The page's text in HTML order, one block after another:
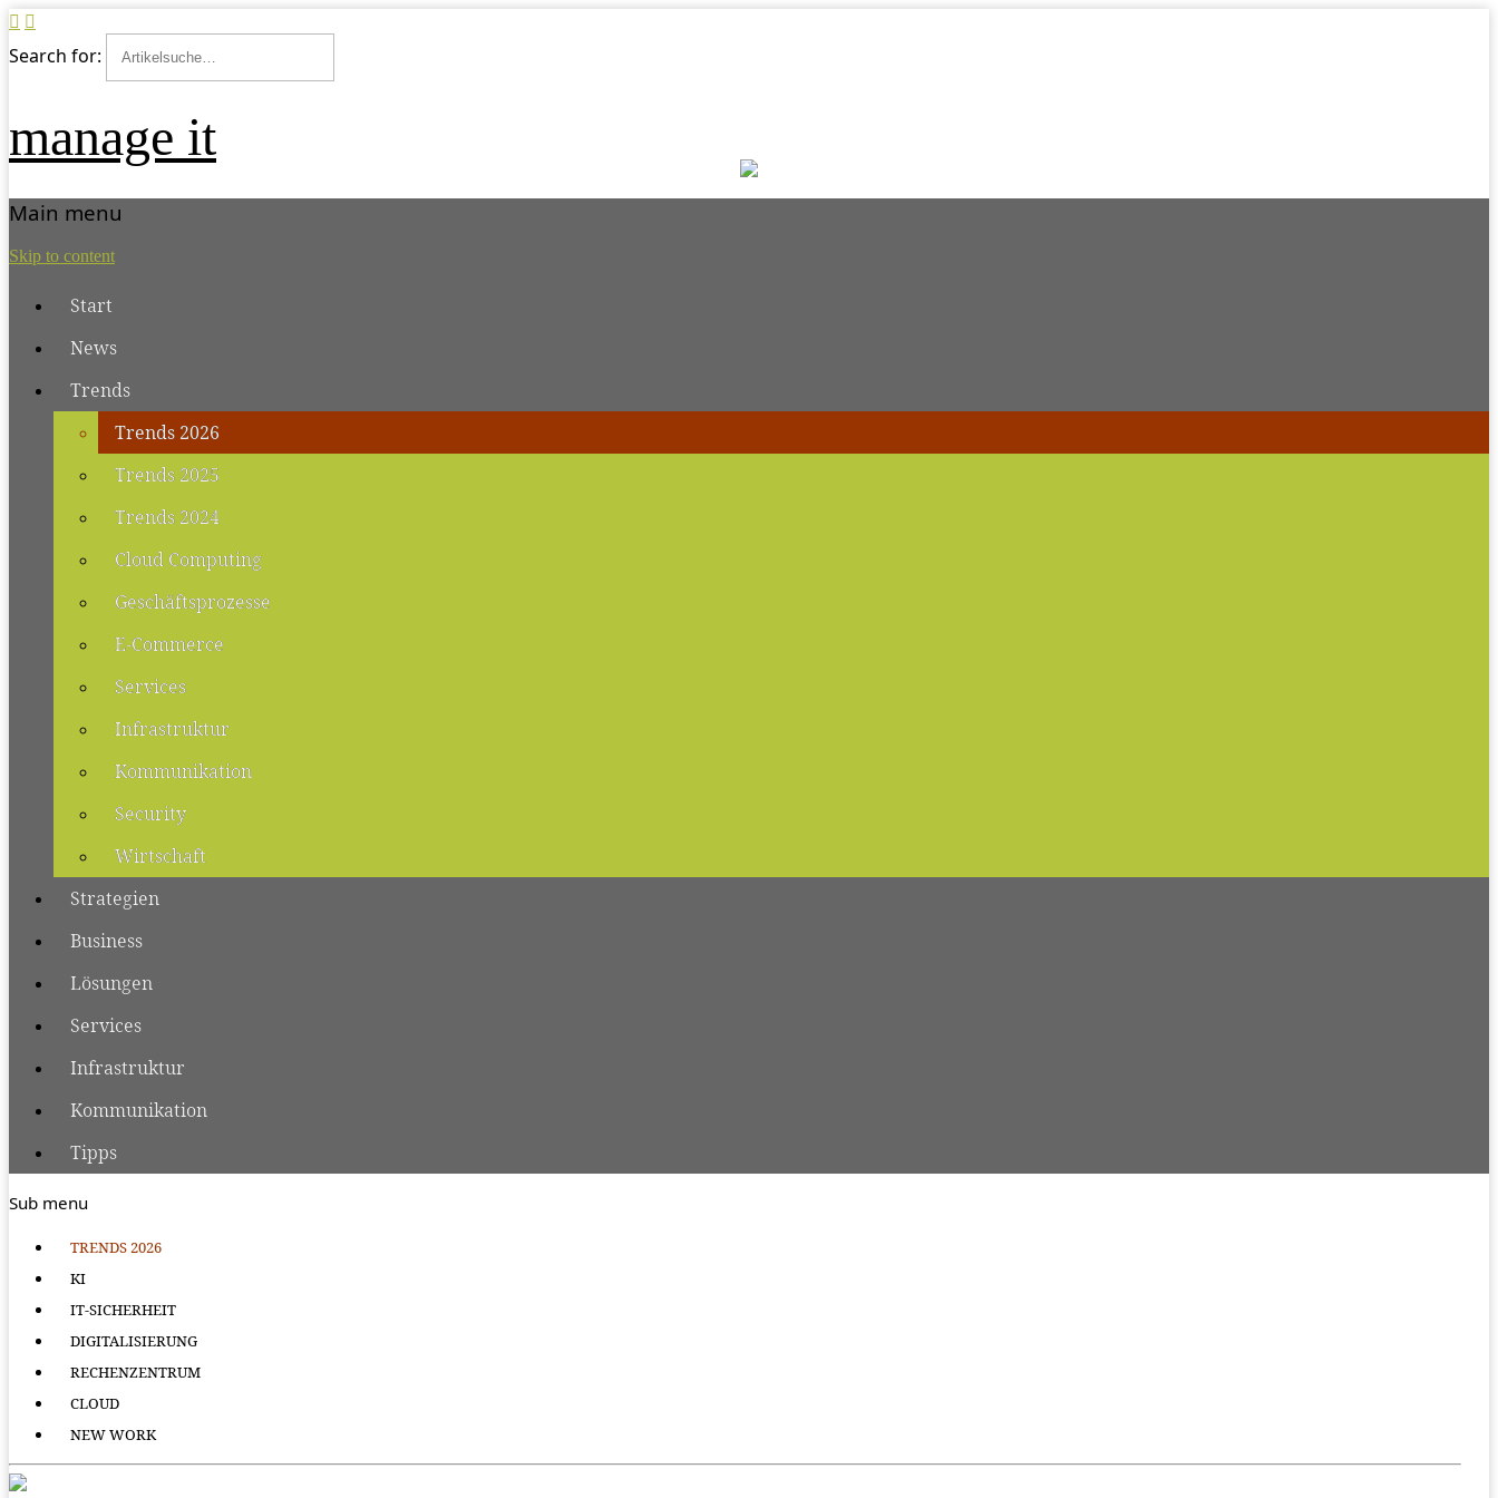
Search for:
manage it
Main menu
Skip to content
Start
News
Trends
Trends 2026
Trends 2025
Trends 2024
Cloud Computing
Geschäftsprozesse
E-Commerce
Services
Infrastruktur
Kommunikation
Security
Wirtschaft
Strategien
Business
Lösungen
Services
Infrastruktur
Kommunikation
Tipps
Sub menu
TRENDS 2026
KI
IT-SICHERHEIT
DIGITALISIERUNG
RECHENZENTRUM
CLOUD
NEW WORK